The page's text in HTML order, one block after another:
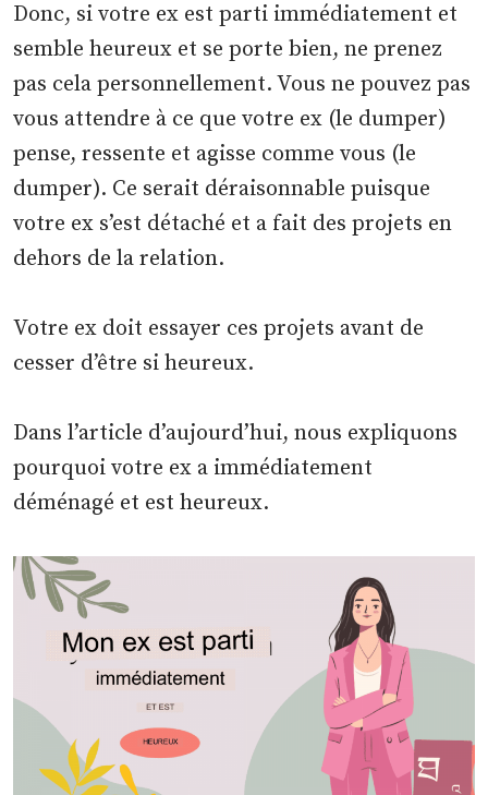
Donc, si votre ex est parti immédiatement et
semble heureux et se porte bien, ne prenez
pas cela personnellement. Vous ne pouvez pas
vous attendre à ce que votre ex (le dumper)
pense, ressente et agisse comme vous (le
dumper). Ce serait déraisonnable puisque
votre ex s’est détaché et a fait des projets en
dehors de la relation.
Votre ex doit essayer ces projets avant de
cesser d’être si heureux.
Dans l’article d’aujourd’hui, nous expliquons
pourquoi votre ex a immédiatement
déménagé et est heureux.